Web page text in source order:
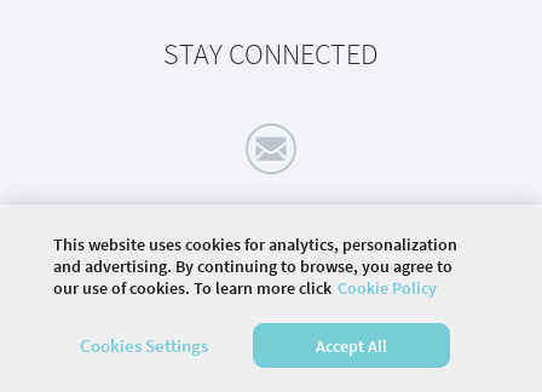
STAY CONNECTED
©EPAM-GROUP.RU
This website uses cookies for analytics, personalization
and advertising. By continuing to browse, you agree to
our use of cookies. To learn more click Cookie Policy
Cookies Settings Accept All